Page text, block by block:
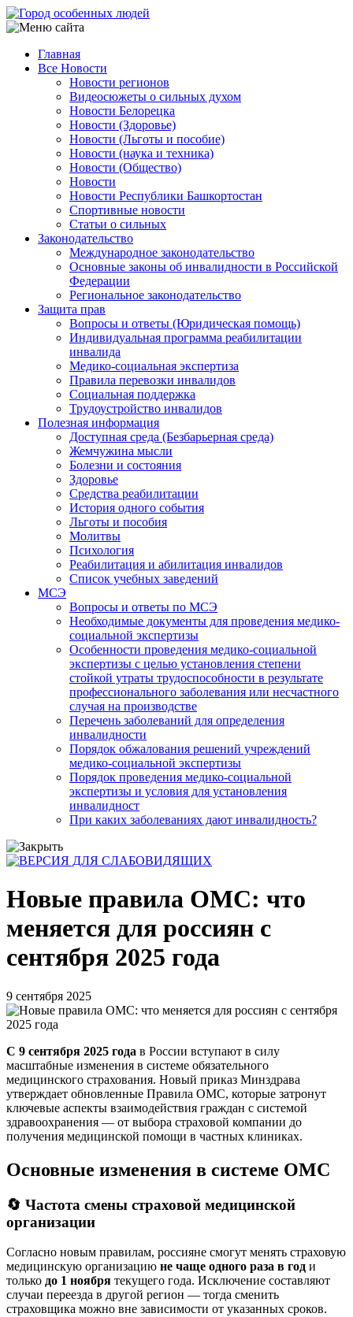
Перейти
к
содержанию
Main
navigation
Главная
Все Новости
Новости регионов
Видеосюжеты о сильных духом
Новости Белорецка
Новости (Здоровье)
Новости (Льготы и пособие)
Новости (наука и техника)
Новости (Общество)
Новости
Новости Республики Башкортостан
Спортивные новости
Статьи о сильных
Законодательство
Международное законодательство
Основные законы об инвалидности в Российской
Федерации
Региональное законодательство
Защита прав
Вопросы и ответы (Юридическая помощь)
Индивидуальная программа реабилитации
инвалида
Медико-социальная экспертиза
Правила перевозки инвалидов
Социальная поддержка
Трудоустройство инвалидов
Полезная информация
Доступная среда (Безбарьерная среда)
Жемчужина мысли
Болезни и состояния
Здоровье
Средства реабилитации
История одного события
Льготы и пособия
Молитвы
Психология
Реабилитация и абилитация инвалидов
Список учебных заведений
МСЭ
Вопросы и ответы по МСЭ
Необходимые документы для проведения медико-
социальной экспертизы
Особенности проведения медико-социальной
экспертизы с целью установления степени
стойкой утраты трудоспособности в результате
профессионального заболевания или несчастного
случая на производстве
Перечень заболеваний для определения
инвалидности
Порядок обжалования решений учреждений
медико-социальной экспертизы
Порядок проведения медико-социальной
экспертизы и условия для установления
инвалидност
При каких заболеваниях дают инвалидность?
Новые правила ОМС: что
меняется для россиян с
сентября 2025 года
9 сентября 2025
С 9 сентября 2025 года в России вступают в силу
масштабные изменения в системе обязательного
медицинского страхования. Новый приказ Минздрава
утверждает обновленные Правила ОМС, которые затронут
ключевые аспекты взаимодействия граждан с системой
здравоохранения — от выбора страховой компании до
получения медицинской помощи в частных клиниках.
Основные изменения в системе ОМС
🔄 Частота смены страховой медицинской
организации
Согласно новым правилам, россияне смогут менять страховую
медицинскую организацию не чаще одного раза в год и
только до 1 ноября текущего года. Исключение составляют
случаи переезда в другой регион — тогда сменить
страховщика можно вне зависимости от указанных сроков.